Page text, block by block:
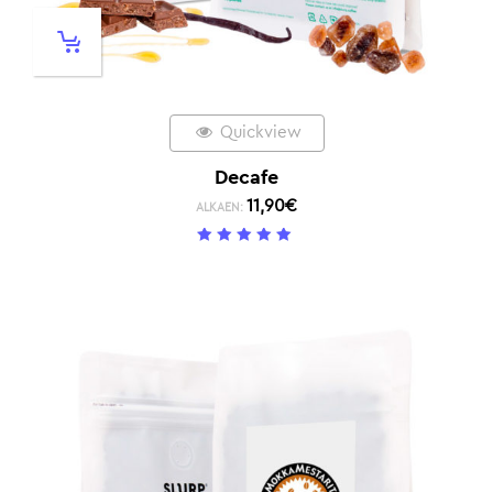
Quickview
Decafe
ALKAEN: 11,90€